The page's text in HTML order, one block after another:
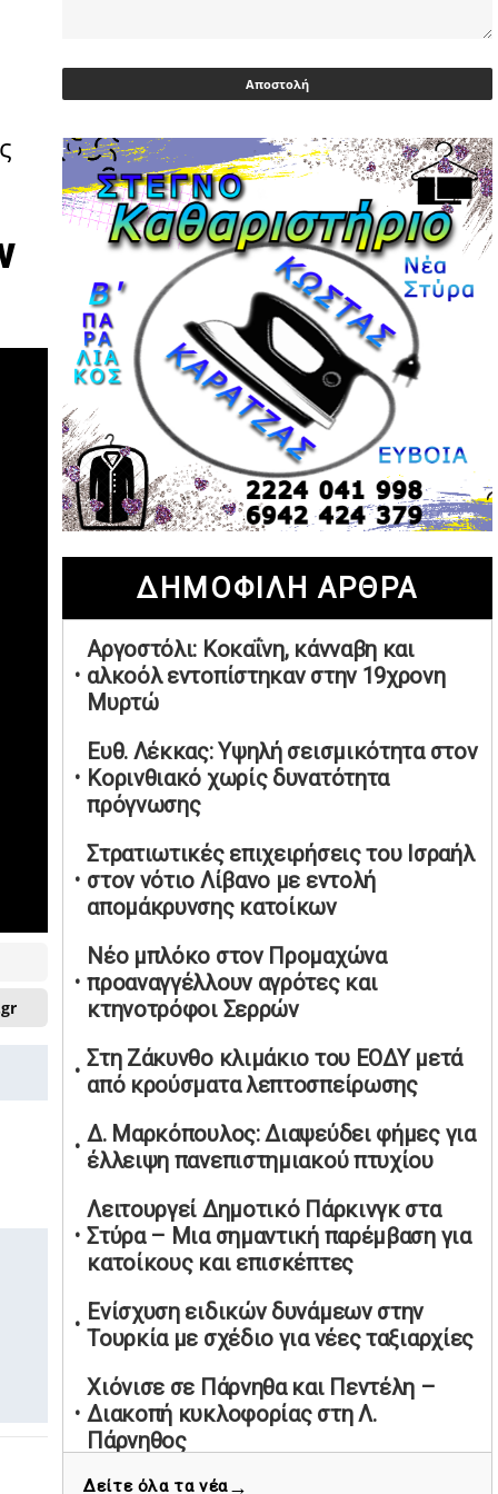
ΠΑΣΟΚ διεκδικεί ρόλο εναλλακτικής
πρότασης εξουσίας
Ακρίβεια: Με λίστα και περιορισμένες
επιλογές οι αγορές των νοικοκυριών
03/05/2026 | 07:59
Υεμένη: Σομαλοί πειρατές στο
πετρελαιοφόρο Eureka
03/05/2026 | 06:40
Αντιδρά μετά από 17 ημέρες νοσηλείας
ο Γιώργος Μυλωνάκης, τον
επισκέφτηκε ο πρωθυπουργός
02/05/2026 | 20:54
Μεντιλίμπαρ: Ξεχωριστό το κλίμα σε
κάθε παιχνίδι ΠΑΟΚ και Ολυμπιακού
02/05/2026 | 20:28
Περιστέρι: Ένταση μεταξύ ανηλίκων
άφησε δύο 15χρονους τραυματίες
Ηνωμένα Αραβικά Εμιράτα: Αίρουν
τους περιορισμούς στον εναέριο χώρο
02/05/2026 | 17:16
Η Αθηνά Λινού αφήνει ανοιχτό το
ενδεχόμενο ένταξης στον νέο
πολιτικό φορέα Τσίπρα
Αταμάν: Κανείς δεν έχει δικαίωμα να
μιλά για τον πρόεδρο και την
οικογένειά του
02/05/2026 | 15:59
Μαρινάκης: Ο Ανδρουλάκης
υπαναχώρησε στις συμφωνίες για τις
Ανεξάρτητες Αρχές
02/05/2026 | 09:36
code για πωλήσεις καπνικών και
αλκοόλ σε 88.000 σημεία
Καύσιμα αεροσκαφών: Διαβεβαιώσεις
ΕΕ για επάρκεια παρά τη γεωπολιτική
01/05/2026 | 19:54
Βελόπουλος: Κριτική σε πολιτικούς
αρχηγούς για δηλώσεις την
Πρωτομαγιά
01/05/2026 | 19:33
ΔΗΜΟΦΙΛΗ ΑΡΘΡΑ
Αργοστόλι: Κοκαΐνη, κάνναβη και
αλκοόλ εντοπίστηκαν στην 19χρονη
Μυρτώ
Ευθ. Λέκκας: Υψηλή σεισμικότητα στον
Κορινθιακό χωρίς δυνατότητα
πρόγνωσης
Στρατιωτικές επιχειρήσεις του Ισραήλ
στον νότιο Λίβανο με εντολή
απομάκρυνσης κατοίκων
Νέο μπλόκο στον Προμαχώνα
προαναγγέλλουν αγρότες και
κτηνοτρόφοι Σερρών
Στη Ζάκυνθο κλιμάκιο του ΕΟΔΥ μετά
από κρούσματα λεπτοσπείρωσης
Δ. Μαρκόπουλος: Διαψεύδει φήμες για
έλλειψη πανεπιστημιακού πτυχίου
Λειτουργεί Δημοτικό Πάρκινγκ στα
Στύρα – Μια σημαντική παρέμβαση για
κατοίκους και επισκέπτες
Ενίσχυση ειδικών δυνάμεων στην
Τουρκία με σχέδιο για νέες ταξιαρχίες
Χιόνισε σε Πάρνηθα και Πεντέλη –
Διακοπή κυκλοφορίας στη Λ.
Πάρνηθος
Δείτε όλα τα νέα→